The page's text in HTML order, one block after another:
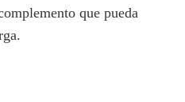
que pueda